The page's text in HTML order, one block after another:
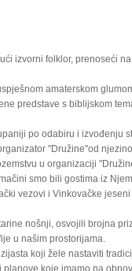
izvorni folklor, prenoseći
amaterskom
predstave s biblijskom
po odabiru i izvođenju
"Družine"od
u organizaciji
smo bili gostima iz
vezovi i Vinkovačke
nošnji, osvojili brojna
u našim prostorijama.
koji žele nastaviti